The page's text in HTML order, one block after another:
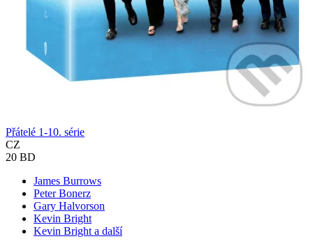
Přátelé 1-10. série
CZ
20 BD
James Burrows
Peter Bonerz
Gary Halvorson
Kevin Bright
Kevin Bright a další